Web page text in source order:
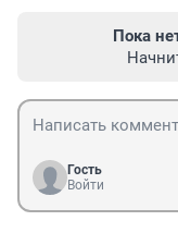
Пока
Гость
Войти